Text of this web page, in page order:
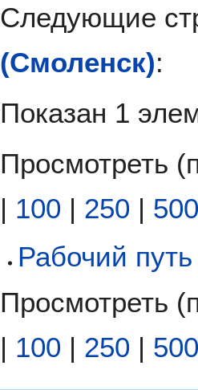
Следующие
(Смоленск):
Показан 1
Просмотреть (
| 100 | 250 | 500
Рабочий
Просмотреть (
| 100 | 250 | 500